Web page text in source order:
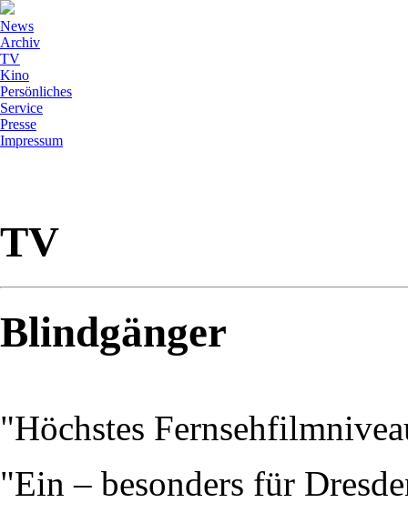
News
Archiv
TV
Kino
Persönliches
Service
Presse
Impressum
TV
Blindgänger
"Höchstes
"Ein – besonders für